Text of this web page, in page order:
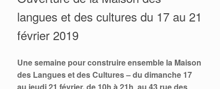
langues et des cultures du 17 au 21
février 2019
Une semaine pour construire ensemble la Maison
des Langues et des Cultures – du dimanche 17